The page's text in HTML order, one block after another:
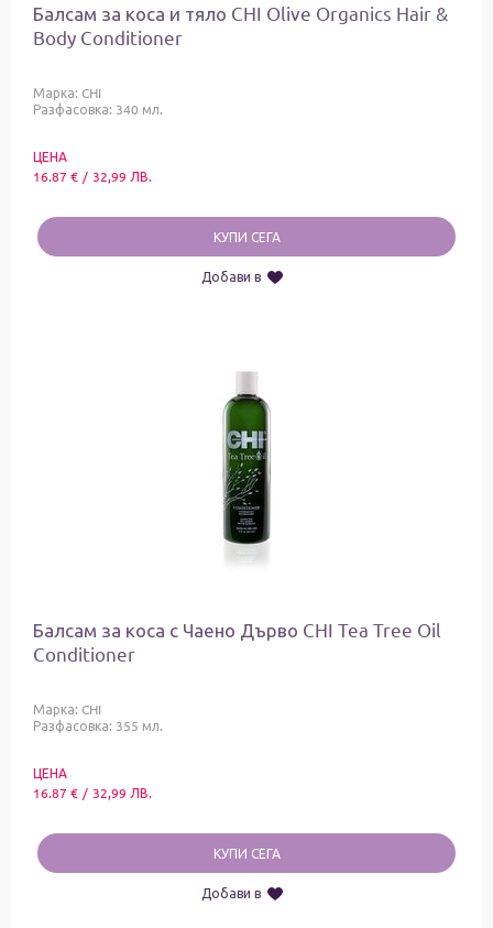
Балсам за коса и тяло CHI Olive Organics Hair &
Body Conditioner
Марка: CHI
Разфасовка: 340 мл.
ЦЕНА
16.87 € / 32,99 ЛВ.
КУПИ СЕГА
Добави в
Балсам за коса с Чаено Дърво CHI Tea Tree Oil
Conditioner
Марка: CHI
Разфасовка: 355 мл.
ЦЕНА
16.87 € / 32,99 ЛВ.
КУПИ СЕГА
Добави в